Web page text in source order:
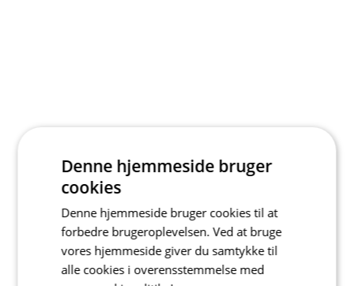
Denne hjemmeside bruger
cookies
Denne hjemmeside bruger cookies til at
forbedre brugeroplevelsen. Ved at bruge
vores hjemmeside giver du samtykke til
alle cookies i overensstemmelse med